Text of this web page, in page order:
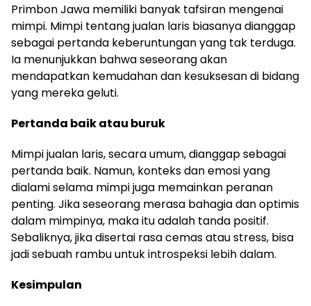
Primbon Jawa memiliki banyak tafsiran mengenai
mimpi. Mimpi tentang jualan laris biasanya dianggap
sebagai pertanda keberuntungan yang tak terduga.
Ia menunjukkan bahwa seseorang akan
mendapatkan kemudahan dan kesuksesan di bidang
yang mereka geluti.
Pertanda baik atau buruk
Mimpi jualan laris, secara umum, dianggap sebagai
pertanda baik. Namun, konteks dan emosi yang
dialami selama mimpi juga memainkan peranan
penting. Jika seseorang merasa bahagia dan optimis
dalam mimpinya, maka itu adalah tanda positif.
Sebaliknya, jika disertai rasa cemas atau stress, bisa
jadi sebuah rambu untuk introspeksi lebih dalam.
Kesimpulan